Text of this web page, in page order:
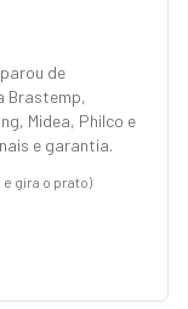
de
Brastemp,
Midea, Philco e
e garantia.
gira o prato)